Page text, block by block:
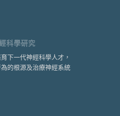
科學研究
下一代神經科學人才，
的根源及治療神經系統